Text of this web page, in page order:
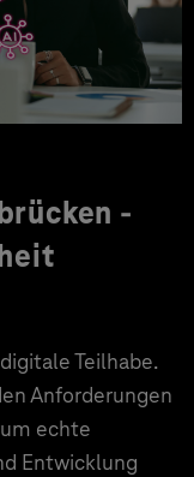
-
Teilhabe.
Anforderungen
echte
Entwicklung